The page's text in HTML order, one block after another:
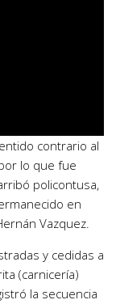
contrario al
lo que fue
policontusa,
en
Vazquez.
y cedidas a
(carnicería)
la secuencia